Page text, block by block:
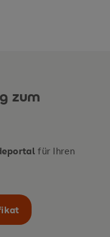
zum
für Ihren